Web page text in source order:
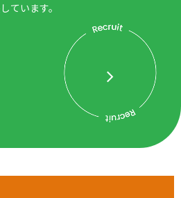
ています。